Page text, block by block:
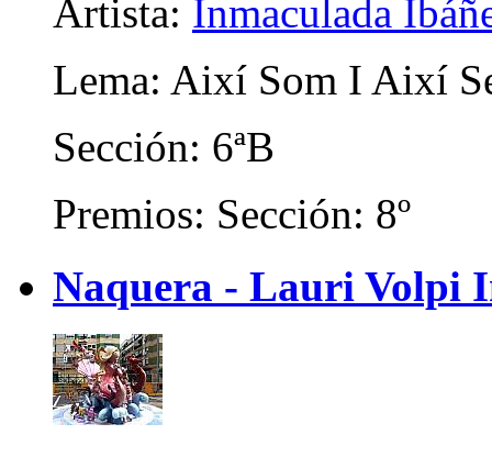
Artista: Inmaculada
Lema: Així Som I Així
Sección: 6ªB
Premios: Sección: 8º
Naquera - Lauri Volpi